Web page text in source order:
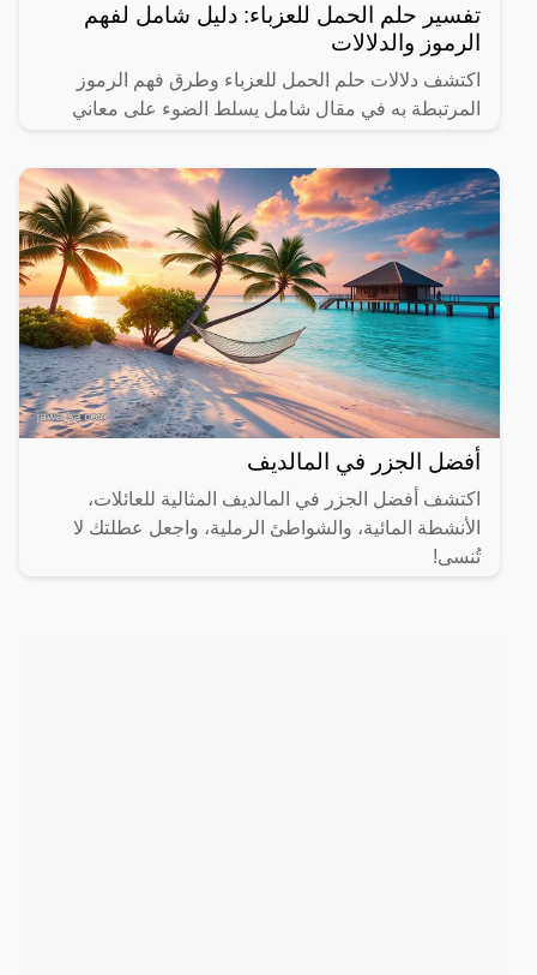
تفسير حلم الحمل للعزباء: دليل شامل لفهم
الرموز والدلالات
اكتشف دلالات حلم الحمل للعزباء وطرق فهم الرموز
المرتبطة به في مقال شامل يسلط الضوء على معاني
أفضل الجزر في المالديف
اكتشف أفضل الجزر في المالديف المثالية للعائلات،
الأنشطة المائية، والشواطئ الرملية، واجعل عطلتك لا
تُنسى!